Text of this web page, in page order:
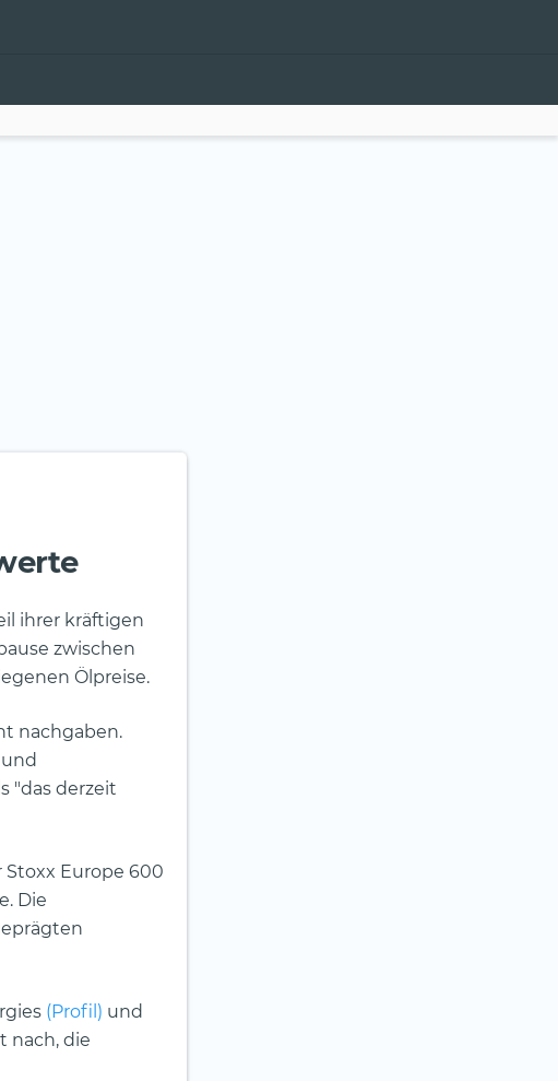
ihrer kräftigen
zwischen
Ölpreise.
nachgaben.
"das derzeit
Stoxx Europe 600
Die
(Profil) und
nach, die